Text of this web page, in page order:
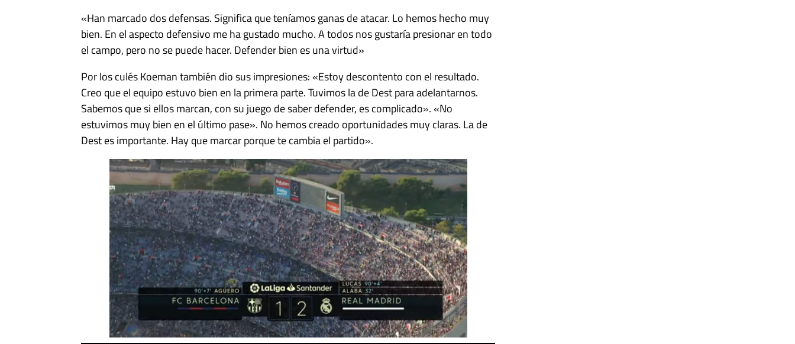
«Han marcado dos defensas. Significa que teníamos ganas de atacar. Lo hemos hecho muy
bien. En el aspecto defensivo me ha gustado mucho. A todos nos gustaría presionar en todo
el campo, pero no se puede hacer. Defender bien es una virtud»
Por los culés Koeman también dio sus impresiones: «Estoy descontento con el resultado.
Creo que el equipo estuvo bien en la primera parte. Tuvimos la de Dest para adelantarnos.
Sabemos que si ellos marcan, con su juego de saber defender, es complicado». «No
estuvimos muy bien en el último pase». No hemos creado oportunidades muy claras. La de
Dest es importante. Hay que marcar porque te cambia el partido».